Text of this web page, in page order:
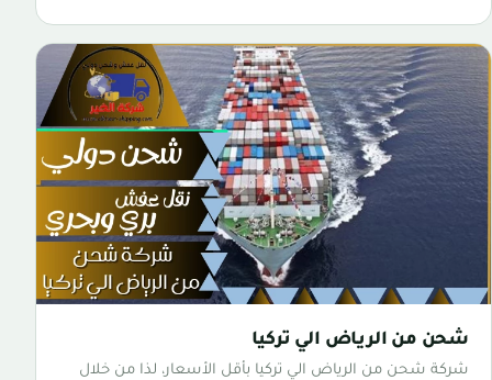
شحن من الرياض الي تركيا
شركة شحن من الرياض الي تركيا بأقل الأسعار، لذا من خلال